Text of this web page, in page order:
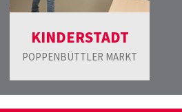
KINDERSTADT
POPPENBÜTTLER MARKT